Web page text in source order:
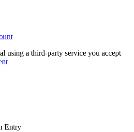
using a third-party service you accept
Entry